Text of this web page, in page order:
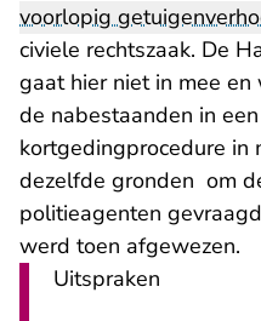
voorlopig
civiele rechtszaak. De
gaat hier niet in mee
de nabestaanden in
kortgedingprocedure in
dezelfde gronden om
politieagenten
werd toen afgewezen.
Uitspraken